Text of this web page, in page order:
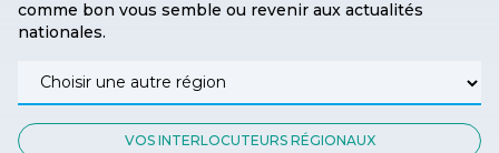
comme bon vous semble ou revenir aux actualités
nationales.
VOS INTERLOCUTEURS RÉGIONAUX